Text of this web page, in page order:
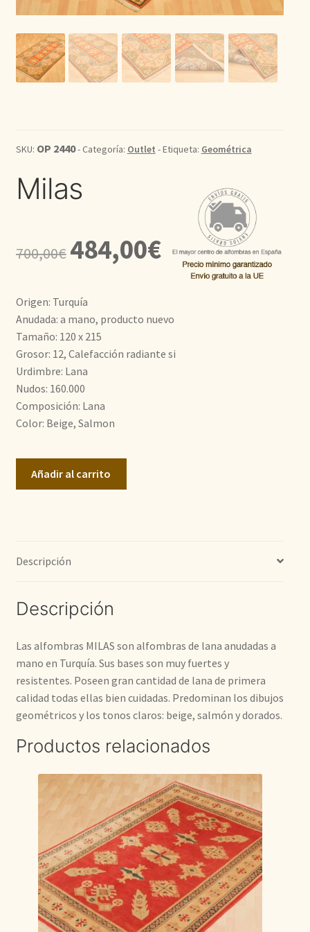
Redondas
Pasillo
SKU: OP 2440- Categoría: Outlet - Etiqueta: Geométrica
Milas
700,00€
El
precio
era:
700,00€.
484,00€El
precio
es:
Origen: Turquía
Anudada: a mano, producto nuevo
Tamaño: 120 x 215
Grosor: 12, Calefacción radiante si
Urdimbre: Lana
Nudos: 160.000
Composición: Lana
Color: Beige, Salmon
Añadir al carrito
Descripción
Descripción
Las alfombras MILAS son alfombras de lana anudadas a
mano en Turquía. Sus bases son muy fuertes y
resistentes. Poseen gran cantidad de lana de primera
calidad todas ellas bien cuidadas. Predominan los dibujos
geométricos y los tonos claros: beige, salmón y dorados.
Productos relacionados